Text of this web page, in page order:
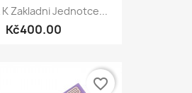
Zakladni Jednotce...
Kč400.00
favorite_border